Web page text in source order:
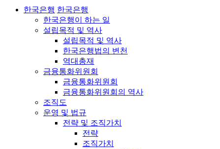
한국은행 한국은행
한국은행이 하는 일
설립목적 및 역사
설립목적 및 역사
한국은행법의 변천
역대총재
금융통화위원회
금융통화위원회
금융통화위원회의 역사
조직도
운영 및 법규
전략 및 조직가치
전략
조직가치